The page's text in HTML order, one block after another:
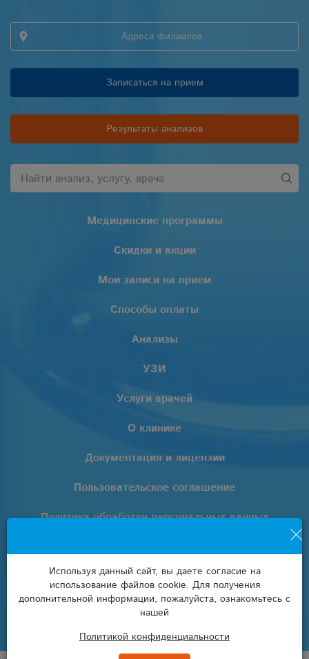
Адреса филиалов
Записаться на прием
Результаты анализов
Медицинские программы
Скидки и акции
Мои записи на прием
Способы оплаты
Анализы
УЗИ
Услуги врачей
О клинике
Документация и лицензии
Пользовательское соглашение
Политика обработки персональных данных
+7 (861) 205-02-02
info@euro-lab.ru
Используя данный сайт, вы даете согласие на
использование файлов cookie. Для получения
дополнительной информации, пожалуйста, ознакомьтесь с
нашей
Политикой конфиденциальности